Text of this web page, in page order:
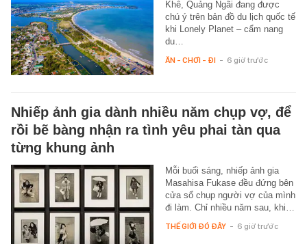
Khê, Quảng Ngãi đang được
chú ý trên bản đồ du lịch quốc tế
khi Lonely Planet – cẩm nang
du…
ĂN - CHƠI - ĐI - 6 giờ trước
Nhiếp ảnh gia dành nhiều năm chụp vợ, để
rồi bẽ bàng nhận ra tình yêu phai tàn qua
từng khung ảnh
Mỗi buổi sáng, nhiếp ảnh gia
Masahisa Fukase đều đứng bên
cửa sổ chụp người vợ của mình
đi làm. Chỉ nhiều năm sau, khi…
THẾ GIỚI ĐÓ ĐÂY - 6 giờ trước